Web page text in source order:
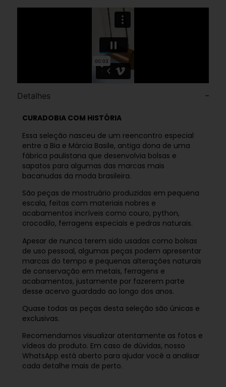
Detalhes
CURADOBIA COM HISTÓRIA
Essa seleção nasceu de um reencontro especial
entre a Bia e Márcia Basile, antiga dona de uma
fábrica paulistana que desenvolvia bolsas e
sapatos para algumas das marcas mais
bacanudas da moda brasileira.
São peças de mostruário produzidas em pequena
escala, feitas com materiais nobres e
acabamentos incríveis como couro, python,
crocodilo, ferragens especiais e pedras naturais.
Apesar de nunca terem sido usadas como bolsas
de uso pessoal, algumas peças podem apresentar
marcas do tempo e pequenas alterações naturais
de conservação em metais, ferragens e
acabamentos, justamente por fazerem parte
desse acervo guardado ao longo dos anos.
Quase todas as peças desta seleção são únicas e
exclusivas.
Recomendamos visualizar atentamente as fotos e
vídeos do produto. Em caso de dúvidas, nosso
WhatsApp está aberto para ajudar você a analisar
cada detalhe mais de perto.